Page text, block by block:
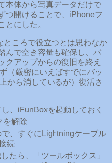
本体から写真データだけで
つ開けることで、iPhoneフ
とにした。
ところで役立つとは思わなか
んで空き容量も確保し、バ
クアップからの復旧を終え
（厳密にいえばすでにバッ
から消しているが）復活さ
、iFunBoxを起動しておく
を解除
、すぐにLightningケーブル
続
たら、「ツールボックス」